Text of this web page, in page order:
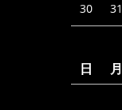
30 31
日
月